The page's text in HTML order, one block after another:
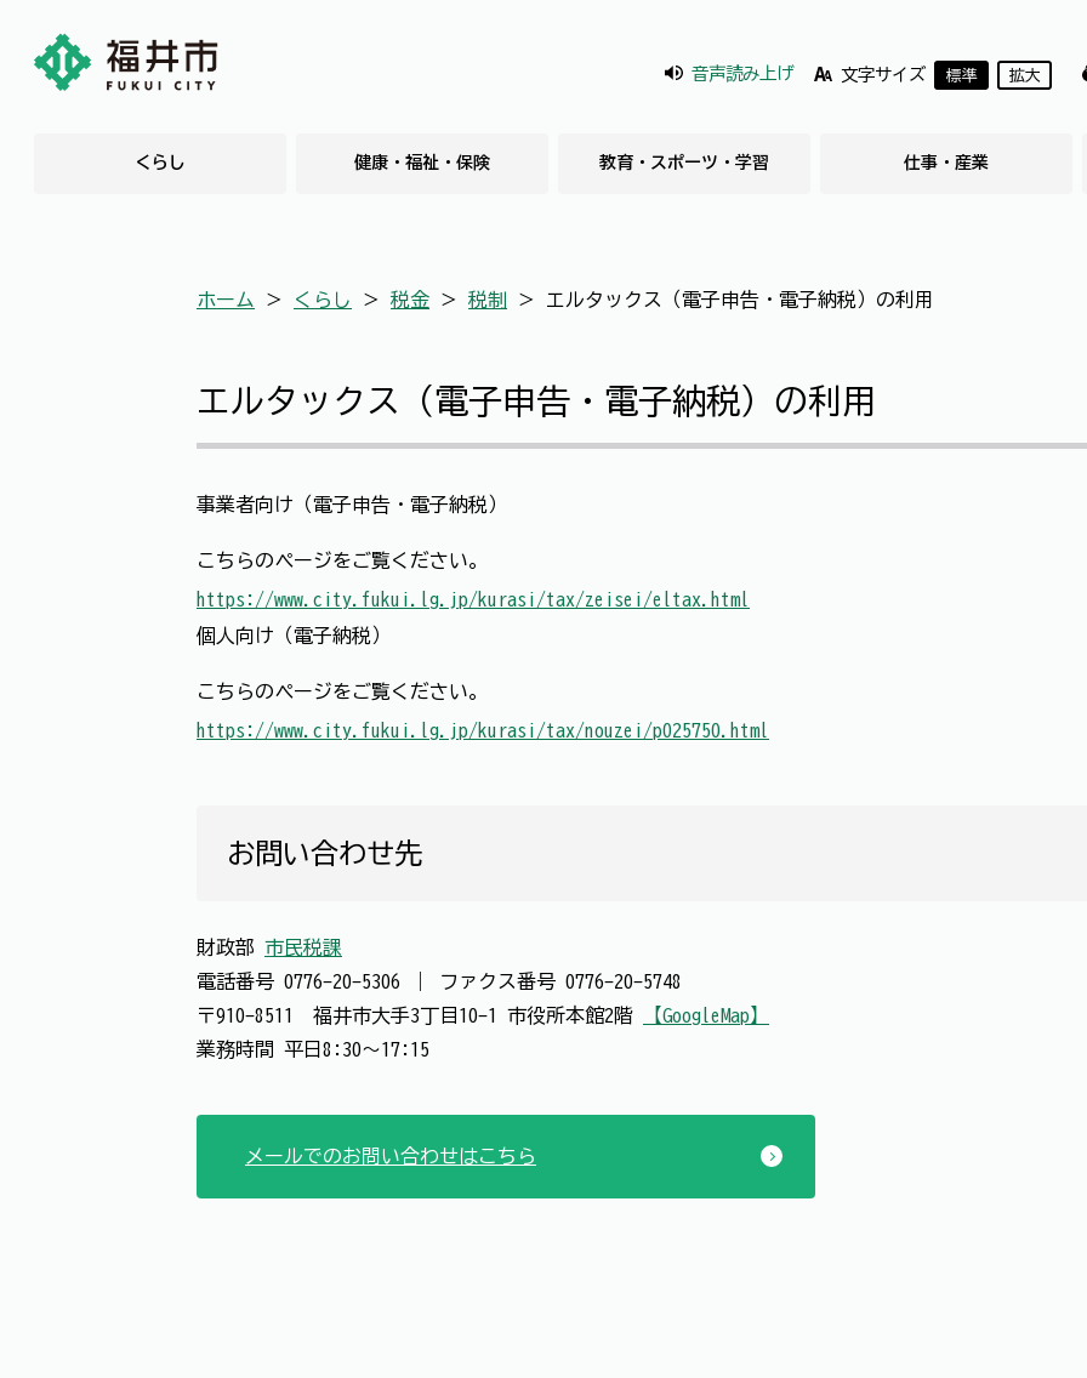
音声読み上げ 文字サイズ 標準 拡大
くらし 健康・福祉・保険 教育・スポーツ・学習 仕事・産業
ホーム ＞ くらし ＞ 税金 ＞ 税制 ＞ エルタックス（電子申告・電子納税）の利用
エルタックス（電子申告・電子納税）の利用
事業者向け（電子申告・電子納税）
こちらのページをご覧ください。
https://www.city.fukui.lg.jp/kurasi/tax/zeisei/eltax.html
個人向け（電子納税）
こちらのページをご覧ください。
https://www.city.fukui.lg.jp/kurasi/tax/nouzei/p025750.html
お問い合わせ先
財政部 市民税課
電話番号 0776-20-5306 ファクス番号 0776-20-5748
〒910-8511 福井市大手3丁目10-1 市役所本館2階
【GoogleMap】
業務時間 平日8:30～17:15
メールでのお問い合わせはこちら